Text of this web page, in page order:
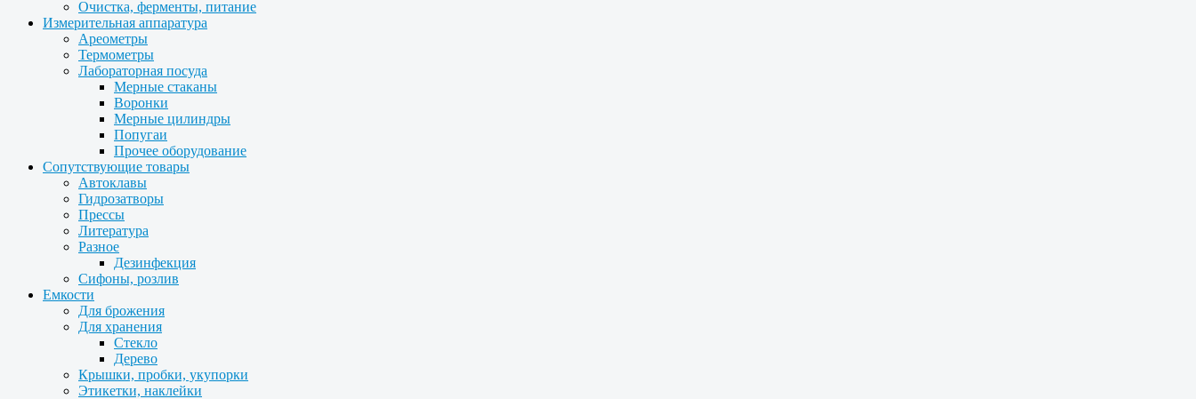
Очистка, ферменты, питание
Измерительная аппаратура
Ареометры
Термометры
Лабораторная посуда
Мерные стаканы
Воронки
Мерные цилиндры
Попугаи
Прочее оборудование
Сопутствующие товары
Автоклавы
Гидрозатворы
Прессы
Литература
Разное
Дезинфекция
Сифоны, розлив
Емкости
Для брожения
Для хранения
Стекло
Дерево
Крышки, пробки, укупорки
Этикетки, наклейки